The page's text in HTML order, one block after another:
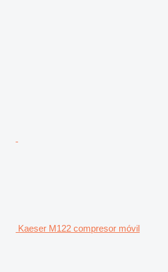
Kaeser M122 compresor móvil